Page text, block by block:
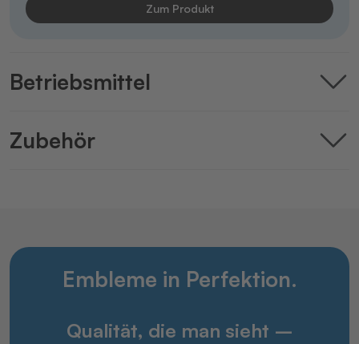
Zum Produkt
Betriebsmittel
Zubehör
Embleme in Perfektion.
Qualität, die man sieht –